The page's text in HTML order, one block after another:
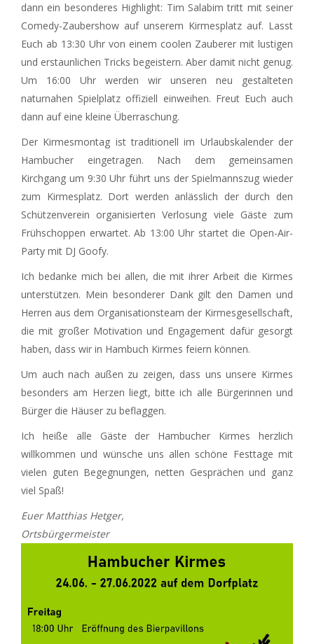
dann ein besonderes Highlight: Tim Salabim tritt mit seiner
Comedy-Zaubershow auf unserem Kirmesplatz auf. Lasst
Euch ab 13:30 Uhr von einem coolen Zauberer mit lustigen
und erstaunlichen Tricks begeistern. Aber damit nicht genug.
Um 16:00 Uhr werden wir unseren neu gestalteten
naturnahen Spielplatz offiziell einweihen. Freut Euch auch
dann auf eine kleine Überraschung.
Der Kirmesmontag ist traditionell im Urlaubskalender der
Hambucher eingetragen. Nach dem gemeinsamen
Kirchgang um 9:30 Uhr führt uns der Spielmannszug wieder
zum Kirmesplatz. Dort werden anlässlich der durch den
Schützenverein organisierten Verlosung viele Gäste zum
Frühschoppen erwartet. Ab 13:00 Uhr startet die Open-Air-
Party mit DJ Goofy.
Ich bedanke mich bei allen, die mit ihrer Arbeit die Kirmes
unterstützen. Mein besonderer Dank gilt den Damen und
Herren aus dem Organisationsteam der Kirmesgesellschaft,
die mit großer Motivation und Engagement dafür gesorgt
haben, dass wir in Hambuch Kirmes feiern können.
Um auch nach außen zu zeigen, dass uns unsere Kirmes
besonders am Herzen liegt, bitte ich alle Bürgerinnen und
Bürger die Häuser zu beflaggen.
Ich heiße alle Gäste der Hambucher Kirmes herzlich
willkommen und wünsche uns allen schöne Festtage mit
vielen guten Begegnungen, netten Gesprächen und ganz
viel Spaß!
Euer Matthias Hetger,
Ortsbürgermeister